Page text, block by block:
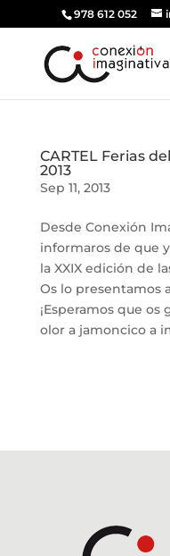
978 612 052
CARTEL Ferias
2013
Sep 11, 2013
Desde Conexión
informaros de que
la XXIX edición de
Os lo presentamos
¡Esperamos que os
olor a jamoncico a